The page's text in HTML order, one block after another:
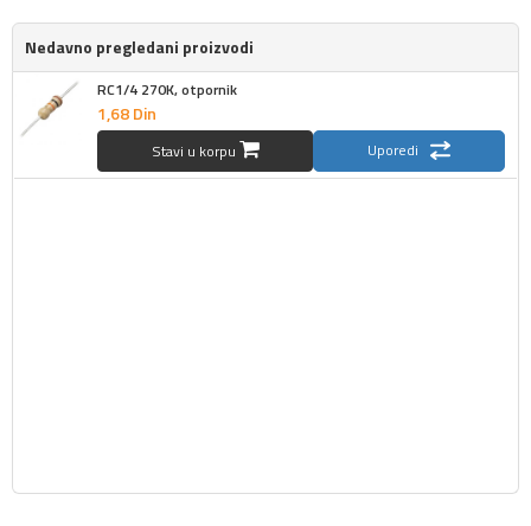
Nedavno pregledani proizvodi
RC1/4 270K, otpornik
1,68Din
Stavi u korpu Uporedi